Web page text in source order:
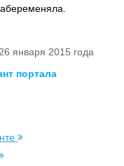
26 января 2015 года
портала